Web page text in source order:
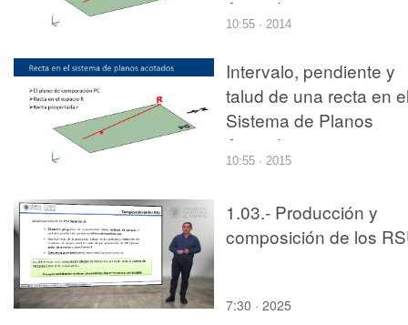
Acotados
10:55 · 2014
Intervalo, pendiente y
talud de una recta en
Sistema de Planos
Acotados
10:55 · 2015
1.03.- Producción y
composición de los
7:30 · 2025